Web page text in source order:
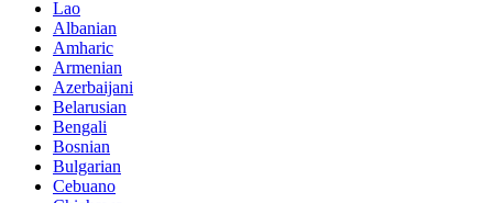
Lao
Albanian
Amharic
Armenian
Azerbaijani
Belarusian
Bengali
Bosnian
Bulgarian
Cebuano